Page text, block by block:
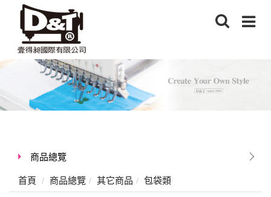
商品總覽
首頁 商品總覽 其它商品 包袋類